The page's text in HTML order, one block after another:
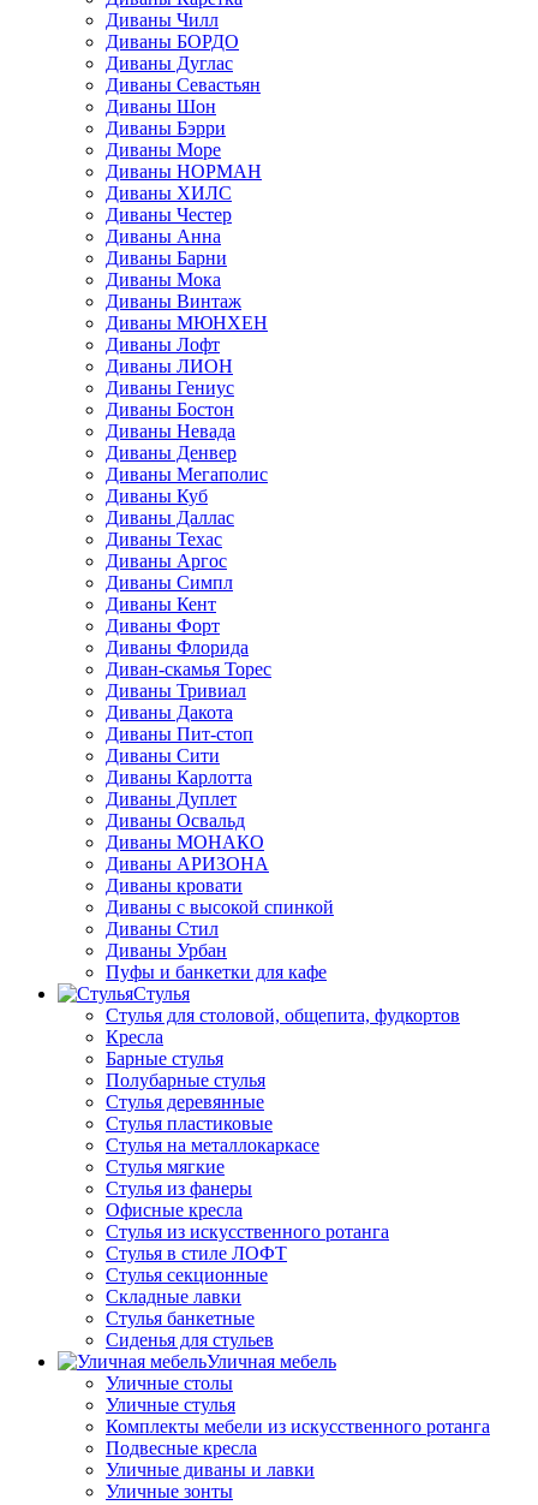
Диваны Чилл
Диваны БОРДО
Диваны Дуглас
Диваны Севастьян
Диваны Шон
Диваны Бэрри
Диваны Море
Диваны НОРМАН
Диваны ХИЛС
Диваны Честер
Диваны Анна
Диваны Барни
Диваны Мока
Диваны Винтаж
Диваны МЮНХЕН
Диваны Лофт
Диваны ЛИОН
Диваны Гениус
Диваны Бостон
Диваны Невада
Диваны Денвер
Диваны Мегаполис
Диваны Куб
Диваны Даллас
Диваны Техас
Диваны Аргос
Диваны Симпл
Диваны Кент
Диваны Форт
Диваны Флорида
Диван-скамья Торес
Диваны Тривиал
Диваны Дакота
Диваны Пит-стоп
Диваны Сити
Диваны Карлотта
Диваны Дуплет
Диваны Освальд
Диваны МОНАКО
Диваны АРИЗОНА
Диваны кровати
Диваны с высокой спинкой
Диваны Стил
Диваны Урбан
Пуфы и банкетки для кафе
Стулья
Стулья для столовой, общепита, фудкортов
Кресла
Барные стулья
Полубарные стулья
Стулья деревянные
Стулья пластиковые
Стулья на металлокаркасе
Стулья мягкие
Стулья из фанеры
Офисные кресла
Стулья из искусственного ротанга
Стулья в стиле ЛОФТ
Стулья секционные
Складные лавки
Стулья банкетные
Сиденья для стульев
Уличная мебель
Уличные столы
Уличные стулья
Комплекты мебели из искусственного ротанга
Подвесные кресла
Уличные диваны и лавки
Уличные зонты